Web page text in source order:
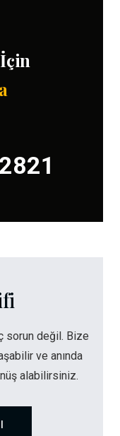
sorun değil. Bize
ve anında
alabilirsiniz.